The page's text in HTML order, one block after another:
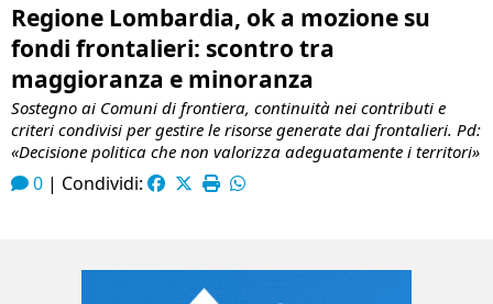
Regione Lombardia, ok a mozione su
fondi frontalieri: scontro tra
maggioranza e minoranza
Sostegno ai Comuni di frontiera, continuità nei contributi e
criteri condivisi per gestire le risorse generate dai frontalieri. Pd:
«Decisione politica che non valorizza adeguatamente i territori»
0 | Condividi: